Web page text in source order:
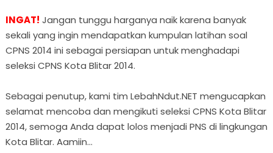
INGAT! Jangan tunggu harganya naik karena banyak
sekali yang ingin mendapatkan kumpulan latihan soal
CPNS 2014 ini sebagai persiapan untuk menghadapi
seleksi CPNS Kota Blitar 2014.
Sebagai penutup, kami tim LebahNdut.NET mengucapkan
selamat mencoba dan mengikuti seleksi CPNS Kota Blitar
2014, semoga Anda dapat lolos menjadi PNS di lingkungan
Kota Blitar. Aamiin…